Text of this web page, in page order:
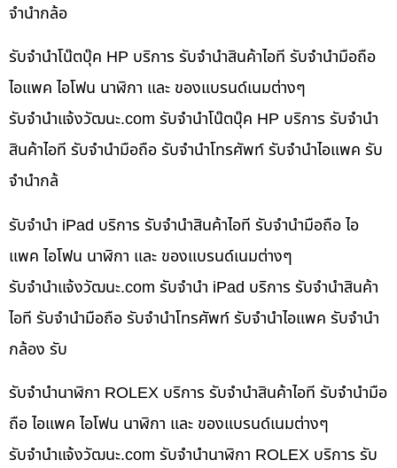
จำนำกล้อ
รับจำนำโน๊ตบุ๊ค HP บริการ รับจำนำสินค้าไอที รับจำนำมือถือ
ไอแพค ไอโฟน นาฬิกา และ ของแบรนด์เนมต่างๆ
รับจํานําแจ้งวัฒนะ.com รับจำนำโน๊ตบุ๊ค HP บริการ รับจำนำ
สินค้าไอที รับจำนำมือถือ รับจำนำโทรศัพท์ รับจำนำไอแพค รับ
จำนำกล้
รับจำนำ iPad บริการ รับจำนำสินค้าไอที รับจำนำมือถือ ไอ
แพค ไอโฟน นาฬิกา และ ของแบรนด์เนมต่างๆ
รับจํานําแจ้งวัฒนะ.com รับจำนำ iPad บริการ รับจำนำสินค้า
ไอที รับจำนำมือถือ รับจำนำโทรศัพท์ รับจำนำไอแพค รับจำนำ
กล้อง รับ
รับจำนำนาฬิกา ROLEX บริการ รับจำนำสินค้าไอที รับจำนำมือ
ถือ ไอแพค ไอโฟน นาฬิกา และ ของแบรนด์เนมต่างๆ
รับจํานําแจ้งวัฒนะ.com รับจำนำนาฬิกา ROLEX บริการ รับ